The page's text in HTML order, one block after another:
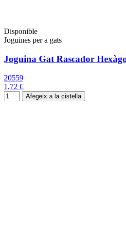
Disponible
Joguines per a gats
Joguina Gat Rascador
20559
1,72 €
Afegeix a la cistella